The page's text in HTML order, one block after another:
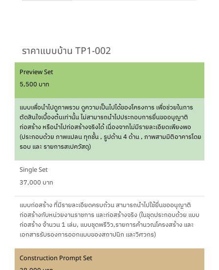
ราคาแบบบ้าน TP1-002
Preview Set
5,500 บาท
แบบเพื่อนำไปดูภาพรวม ดูความเป็นไปได้ของโครงการ เพื่อช่วยในการ
ตัดสินใจเบื้องต้นเท่านั้น ไม่สามารถนำไปประกอบการยื่นขออนุญาติ
ก่อสร้าง หรือนำไปก่อสร้างจริงได้ เนื่องจากไม่มีรายละเอียดเพียงพอ
(ประกอบด้วย ภาพแปลน ทุกชั้น , รูปด้าน 4 ด้าน , ภาพสามมิติอาคารโดย
รอบ และ รายการสเปควัสดุ)
Single Set
37,000 บาท
แบบก่อสร้าง ที่มีรายละเอียดครบถ้วน สามารถนำไปใช้ยื่นขออนุญาติ
ก่อสร้างกับหน่วยงานราชการ และก่อสร้างจริง (ในชุดประกอบด้วย แบบ
ก่อสร้าง จำนวน 1 เล่ม, แบบชุดพรีวิว,รายการคำนวณโครงสร้าง และ
เอกสารรับรองการออกแบบของสถาปนิก และวิศวกร)
Construction Prompt Set